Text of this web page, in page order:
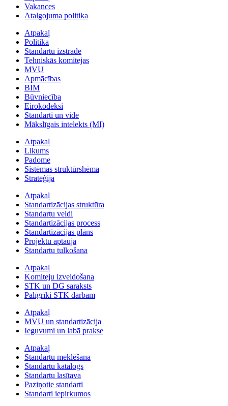
Vakances
Atalgojuma politika
Atpakaļ
Politika
Standartu izstrāde
Tehniskās komitejas
MVU
Apmācības
BIM
Būvniecība
Eirokodeksi
Standarti un vide
Mākslīgais intelekts (MI)
Atpakaļ
Likums
Padome
Sistēmas struktūrshēma
Stratēģija
Atpakaļ
Standartizācijas struktūra
Standartu veidi
Standartizācijas process
Standartizācijas plāns
Projektu aptauja
Standartu tulkošana
Atpakaļ
Komiteju izveidošana
STK un DG saraksts
Palīgrīki STK darbam
Atpakaļ
MVU un standartizācija
Ieguvumi un labā prakse
Atpakaļ
Standartu meklēšana
Standartu katalogs
Standartu lasītava
Paziņotie standarti
Standarti iepirkumos